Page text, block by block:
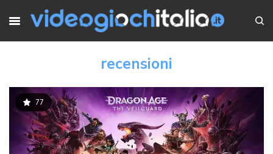
recensioni
77